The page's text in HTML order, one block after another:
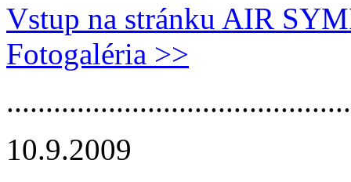
Vstup na stránku AIR
Fotogaléria >>
10.9.2009